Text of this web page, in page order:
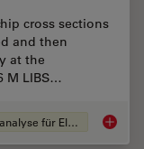
cross sections
and then
at the
M LIBS…
Querschnittsanalyse für Elektronik